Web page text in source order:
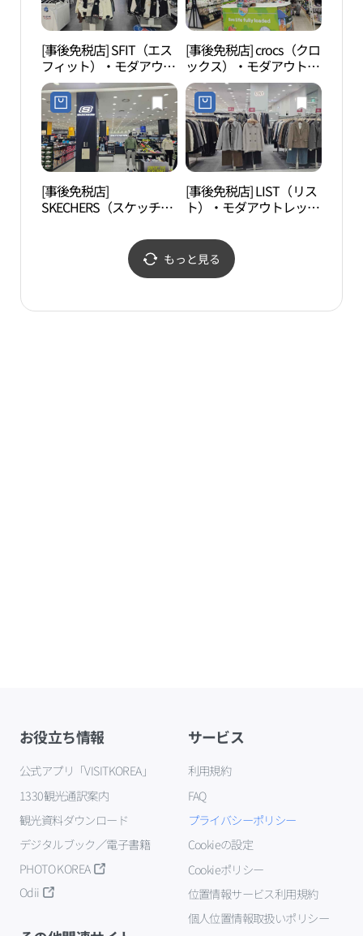
[事後免税店] SFIT（エス
フィット）・モダアウト
レットインチョン（仁
川）店(에스핏 모다아울
렛 인천점)
[事後免税店] crocs（クロ
ックス）・モダアウトレ
ットインチョン（仁川）
店(크록스 모다아울렛 인
천점)
[事後免税店]
SKECHERS（スケッチャ
トインチョン（仁川）店
(스케쳐스 모다아울렛 인
[事後免税店] LIST（リス
ト）・モダアウトレット
(리스트 모다아울렛 인천
점)
もっと見る
お役立ち情報
公式アプリ「VISITKOREA」
1330観光通訳案内
観光資料ダウンロード
デジタルブック／電子書籍
PHOTO KOREA
Odii
サービス
利用規約
FAQ
プライバシーポリシー
Cookieの設定
Cookieポリシー
位置情報サービス利用規約
個人位置情報取扱いポリシー